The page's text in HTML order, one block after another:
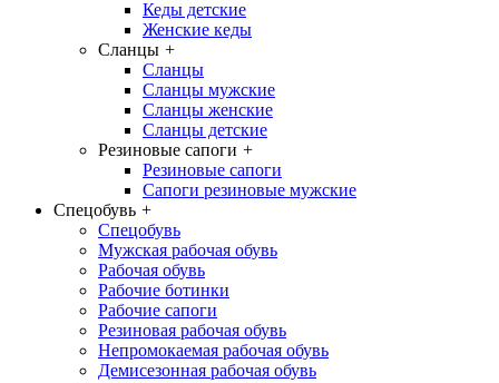
Кеды детские
Женские кеды
Сланцы +
Сланцы
Сланцы мужские
Сланцы женские
Сланцы детские
Резиновые сапоги +
Резиновые сапоги
Сапоги резиновые мужские
Спецобувь +
Спецобувь
Мужская рабочая обувь
Рабочая обувь
Рабочие ботинки
Рабочие сапоги
Резиновая рабочая обувь
Непромокаемая рабочая обувь
Демисезонная рабочая обувь